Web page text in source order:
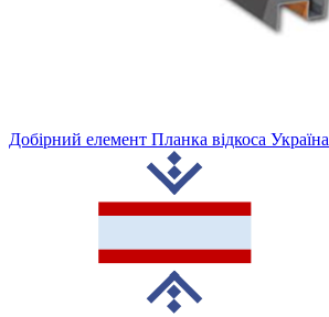
Добірний елемент Планка відкоса Україна